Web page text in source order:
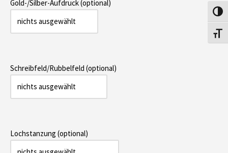
Gold-/Silber-Aufdruck (optional)
Schreibfeld/Rubbelfeld (optional)
Lochstanzung (optional)